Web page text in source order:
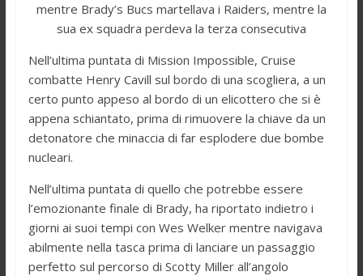
mentre Brady’s Bucs martellava i Raiders, mentre la
sua ex squadra perdeva la terza consecutiva
Nell’ultima puntata di Mission Impossible, Cruise
combatte Henry Cavill sul bordo di una scogliera, a un
certo punto appeso al bordo di un elicottero che si è
appena schiantato, prima di rimuovere la chiave da un
detonatore che minaccia di far esplodere due bombe
nucleari.
Nell’ultima puntata di quello che potrebbe essere
l’emozionante finale di Brady, ha riportato indietro i
giorni ai suoi tempi con Wes Welker mentre navigava
abilmente nella tasca prima di lanciare un passaggio
perfetto sul percorso di Scotty Miller all’angolo